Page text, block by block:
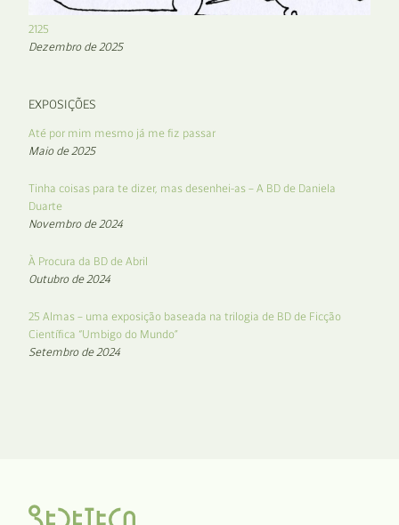
2125
Dezembro de 2025
EXPOSIÇÕES
Até por mim mesmo já me fiz passar
Maio de 2025
Tinha coisas para te dizer, mas desenhei-as – A BD de Daniela
Duarte
Novembro de 2024
À Procura da BD de Abril
Outubro de 2024
25 Almas – uma exposição baseada na trilogia de BD de Ficção
Científica “Umbigo do Mundo”
Setembro de 2024